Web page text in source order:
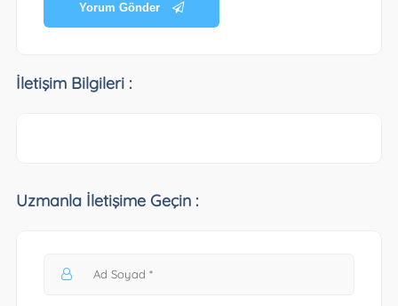
Yorum Gönder
İletişim Bilgileri :
Uzmanla İletişime Geçin :